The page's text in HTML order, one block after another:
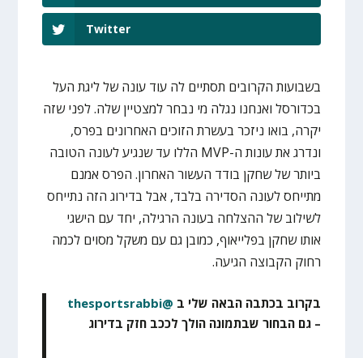
Twitter
בשבועות הקרובים תסתיים לה עוד עונה של ליגת העל
בכדורסל ואנחנו נגלה מי נבחר למצטיין שלה. לפני שזה
יקרה, בואו ניזכר בעשרת הזוכים האחרונים בפרס,
ונדרג את עונות ה-MVP הללו עד שנגיע לעונה הטובה
ביותר של שחקן בודד העשור האחרון. הפרס אמנם
מתייחס לעונה הסדירה בלבד, אבל בדירוג הזה נתייחס
לשילוב של ההצלחה בעונה הרגילה, יחד עם הישגי
אותו שחקן בפלייאוף, כמובן גם עם משקל מסוים לכמה
רחוק הקבוצה הגיעה.
בקרוב בכתבה הבאה שלי ב @thesportsrabbi
– גם הבחור שבתמונה הולך לככב חזק בדירוג